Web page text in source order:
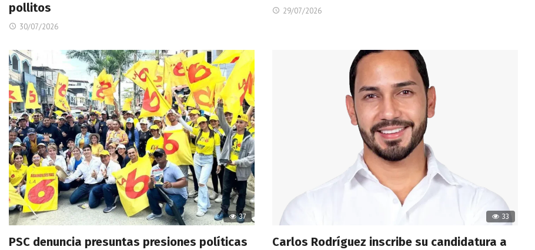
pollitos
30/07/2026
29/07/2026
37
PSC denuncia presuntas presiones políticas
33
Carlos Rodríguez inscribe su candidatura a